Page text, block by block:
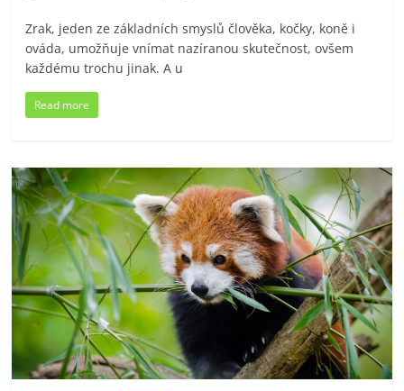
Zrak, jeden ze základních smyslů člověka, kočky, koně i
ováda, umožňuje vnímat nazíranou skutečnost, ovšem
každému trochu jinak. A u
Read more